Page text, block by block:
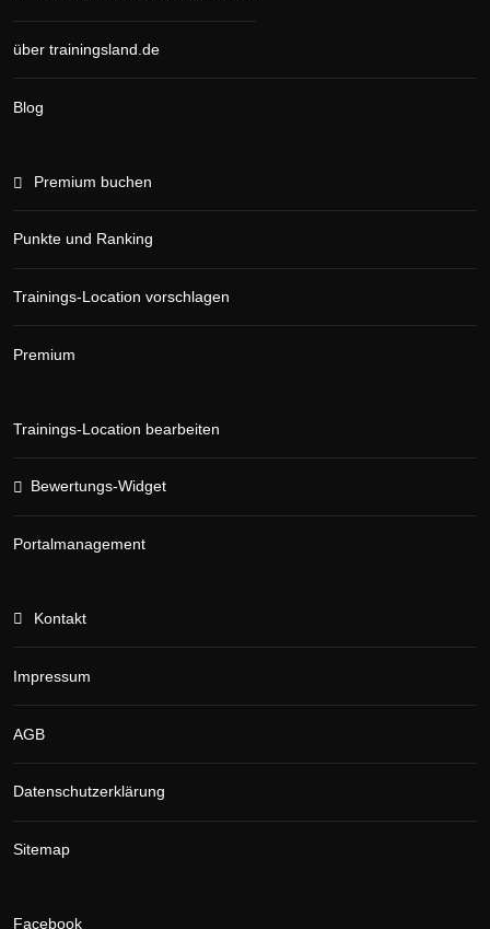
über trainingsland.de
Blog
Premium buchen
Punkte und Ranking
Trainings-Location vorschlagen
Premium
Trainings-Location bearbeiten
Bewertungs-Widget
Portalmanagement
Kontakt
Impressum
AGB
Datenschutzerklärung
Sitemap
Facebook